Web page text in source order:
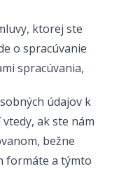
ktorej ste
o spracúvanie
spracúvania,
údajov k
ak ste nám
bežne
formáte a týmto